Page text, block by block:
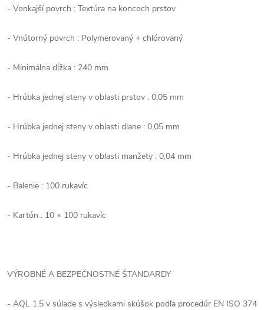
- Vonkajší povrch : Textúra na koncoch prstov
- Vnútorný povrch : Polymerovaný + chlórovaný
- Minimálna dĺžka : 240 mm
- Hrúbka jednej steny v oblasti prstov : 0,05 mm
- Hrúbka jednej steny v oblasti dlane : 0,05 mm
- Hrúbka jednej steny v oblasti manžety : 0,04 mm
- Balenie : 100 rukavíc
- Kartón : 10 × 100 rukavíc
VÝROBNÉ A BEZPEČNOSTNÉ ŠTANDARDY
- AQL 1,5 v súlade s výsledkami skúšok podľa procedúr EN ISO 374